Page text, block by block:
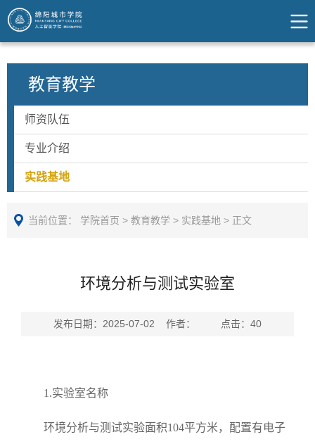
教育教学
师资队伍
专业介绍
实践基地
当前位置： 学院首页 > 教育教学 > 实践基地 > 正文
环境分析与测试实验室
发布日期：2025-07-02 作者： 点击： 40
1.实验室名称
环境分析与测试实验面积104平方米，配置有电子